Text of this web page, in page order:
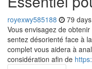
royexwy585188 79
Vous envisagez de
sentez désorienté face à
complet vous aidera à
considération afin de